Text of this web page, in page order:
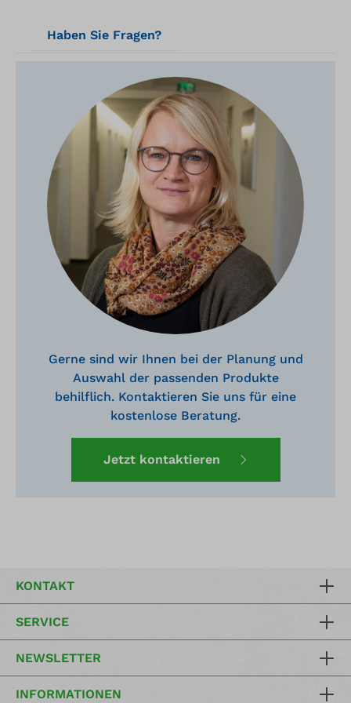
Haben Sie Fragen?
Gerne sind wir Ihnen bei der Planung und
Auswahl der passenden Produkte
behilflich. Kontaktieren Sie uns für eine
kostenlose Beratung.
Jetzt kontaktieren
KONTAKT
SERVICE
NEWSLETTER
INFORMATIONEN